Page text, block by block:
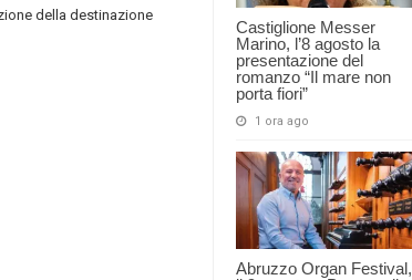
Castiglione Messer
Marino, l’8 agosto la
presentazione del
romanzo “Il mare non
porta fiori”
1 ora ago
Abruzzo Organ Festival,
della destinazione